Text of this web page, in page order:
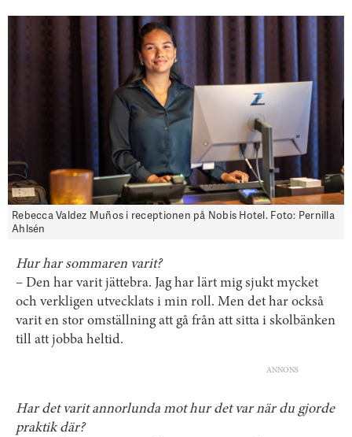
Rebecca Valdez Muños i receptionen på Nobis Hotel. Foto: Pernilla
Ahlsén
Hur har sommaren varit?
– Den har varit jättebra. Jag har lärt mig sjukt mycket
och verkligen utvecklats i min roll. Men det har också
varit en stor omställning att gå från att sitta i skolbänken
till att jobba heltid.
ANNONS
Har det varit annorlunda mot hur det var när du gjorde
praktik där?